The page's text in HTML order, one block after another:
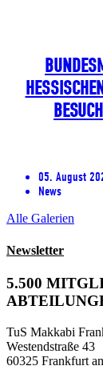
05. August
News
Alle Galerien
Newsletter
5.500
TuS Makkabi
Westendstraße 43
60325 Frankfurt